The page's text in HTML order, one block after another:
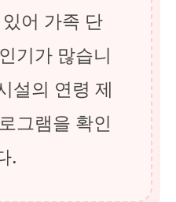
어 가족 단
기가 많습니
설의 연령 제
그램을 확인
.